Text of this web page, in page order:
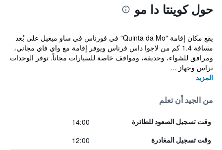
حول كوينتا دا مو
يقع مكان إقامة "Quinta da Mo" في فورناس في ساو ميغيل على بُعد
مسافة 1.4 كم من لاجوا داس فرناس ويوفر إقامة مع واي فاي مجاني،
ومرافق للشواء، وحديقة، ومواقف خاصة للسيارات مجاناً. توفر الوحدات
تراس وجهاز ...
المزيد
من الجيد أن تعلم
وقت تسجيل الصعود للطائرة 14:00
وقت تسجيل المغادرة 12:00